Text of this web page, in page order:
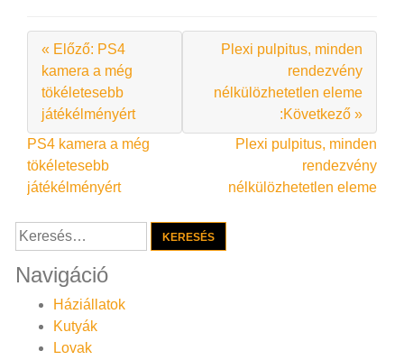
« Előző: PS4
kamera a még
tökéletesebb
játékélményért
Plexi pulpitus, minden
rendezvény
nélkülözhetetlen eleme
:Következő »
Bejegyzés
navigáció
PS4 kamera a még
tökéletesebb
játékélményért
Plexi pulpitus, minden
rendezvény
nélkülözhetetlen eleme
Keresés:
Navigáció
Háziállatok
Kutyák
Lovak